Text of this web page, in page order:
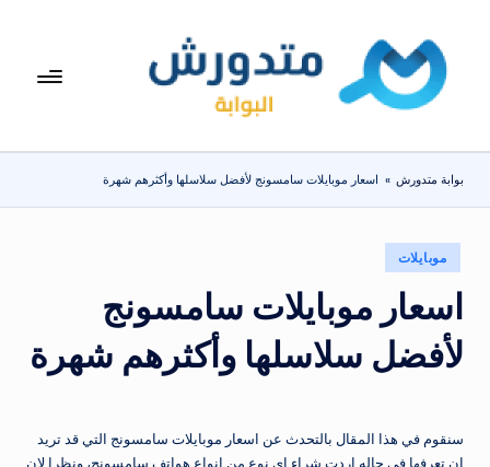
المحتوىبوا
مت
دو
ر
ش
تعرف
المنزلية
يومياً
بوابة متدورش » اسعار موبايلات سامسونج لأفضل سلاسلها وأكثرهم شهرة
في
موبايلات
اسعار موبايلات سامسونج
لأفضل سلاسلها وأكثرهم شهرة
سنقوم في هذا المقال بالتحدث عن اسعار موبايلات سامسونج التي قد تريد
ان تعرفها في حاله اردت شراء اي نوع من انواع هواتف سامسونج، ونظرا لان